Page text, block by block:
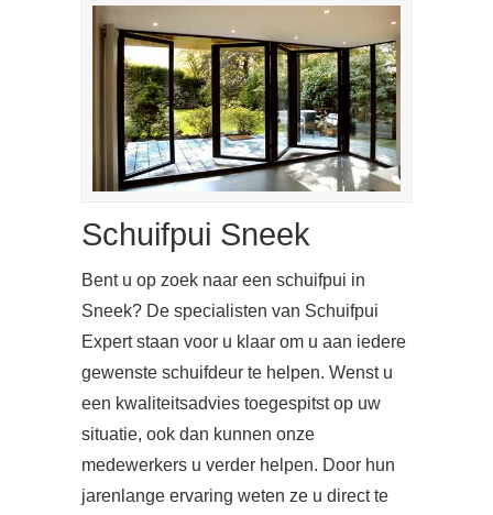
Schuifpui Sneek
Bent u op zoek naar een schuifpui in
Sneek? De specialisten van Schuifpui
Expert staan voor u klaar om u aan iedere
gewenste schuifdeur te helpen. Wenst u
een kwaliteitsadvies toegespitst op uw
situatie, ook dan kunnen onze
medewerkers u verder helpen. Door hun
jarenlange ervaring weten ze u direct te